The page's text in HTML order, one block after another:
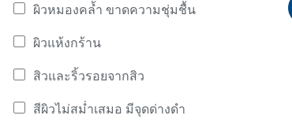
ผิวหมองคล้ำ ขาดความชุ่มชื้น
ค้นหาจาก ปัญหาผิว: ผิวหมองคล้ำ ขาดความชุ่มชื้น
ผิวแห้งกร้าน
ค้นหาจาก ปัญหาผิว: ผิวแห้งกร้าน
สิวและริ้วรอยจากสิว
ค้นหาจาก ปัญหาผิว: สิวและริ้วรอยจากสิว
สีผิวไม่สม่ำเสมอ มีจุดด่างดำ
ค้นหาจาก ปัญหาผิว: สีผิวไม่สม่ำเสมอ มีจุดด่างดำ